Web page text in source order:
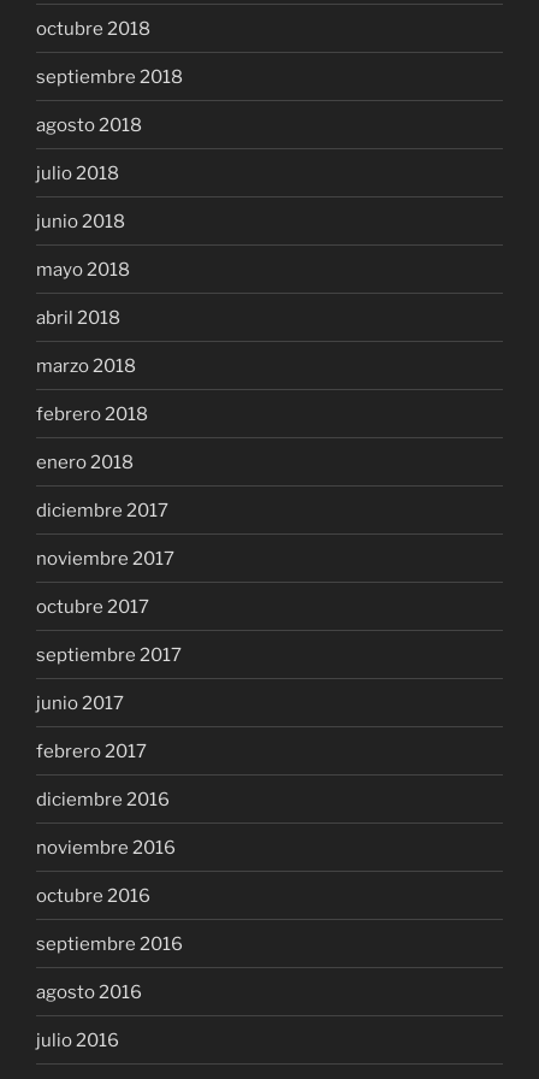
octubre 2018
septiembre 2018
agosto 2018
julio 2018
junio 2018
mayo 2018
abril 2018
marzo 2018
febrero 2018
enero 2018
diciembre 2017
noviembre 2017
octubre 2017
septiembre 2017
junio 2017
febrero 2017
diciembre 2016
noviembre 2016
octubre 2016
septiembre 2016
agosto 2016
julio 2016